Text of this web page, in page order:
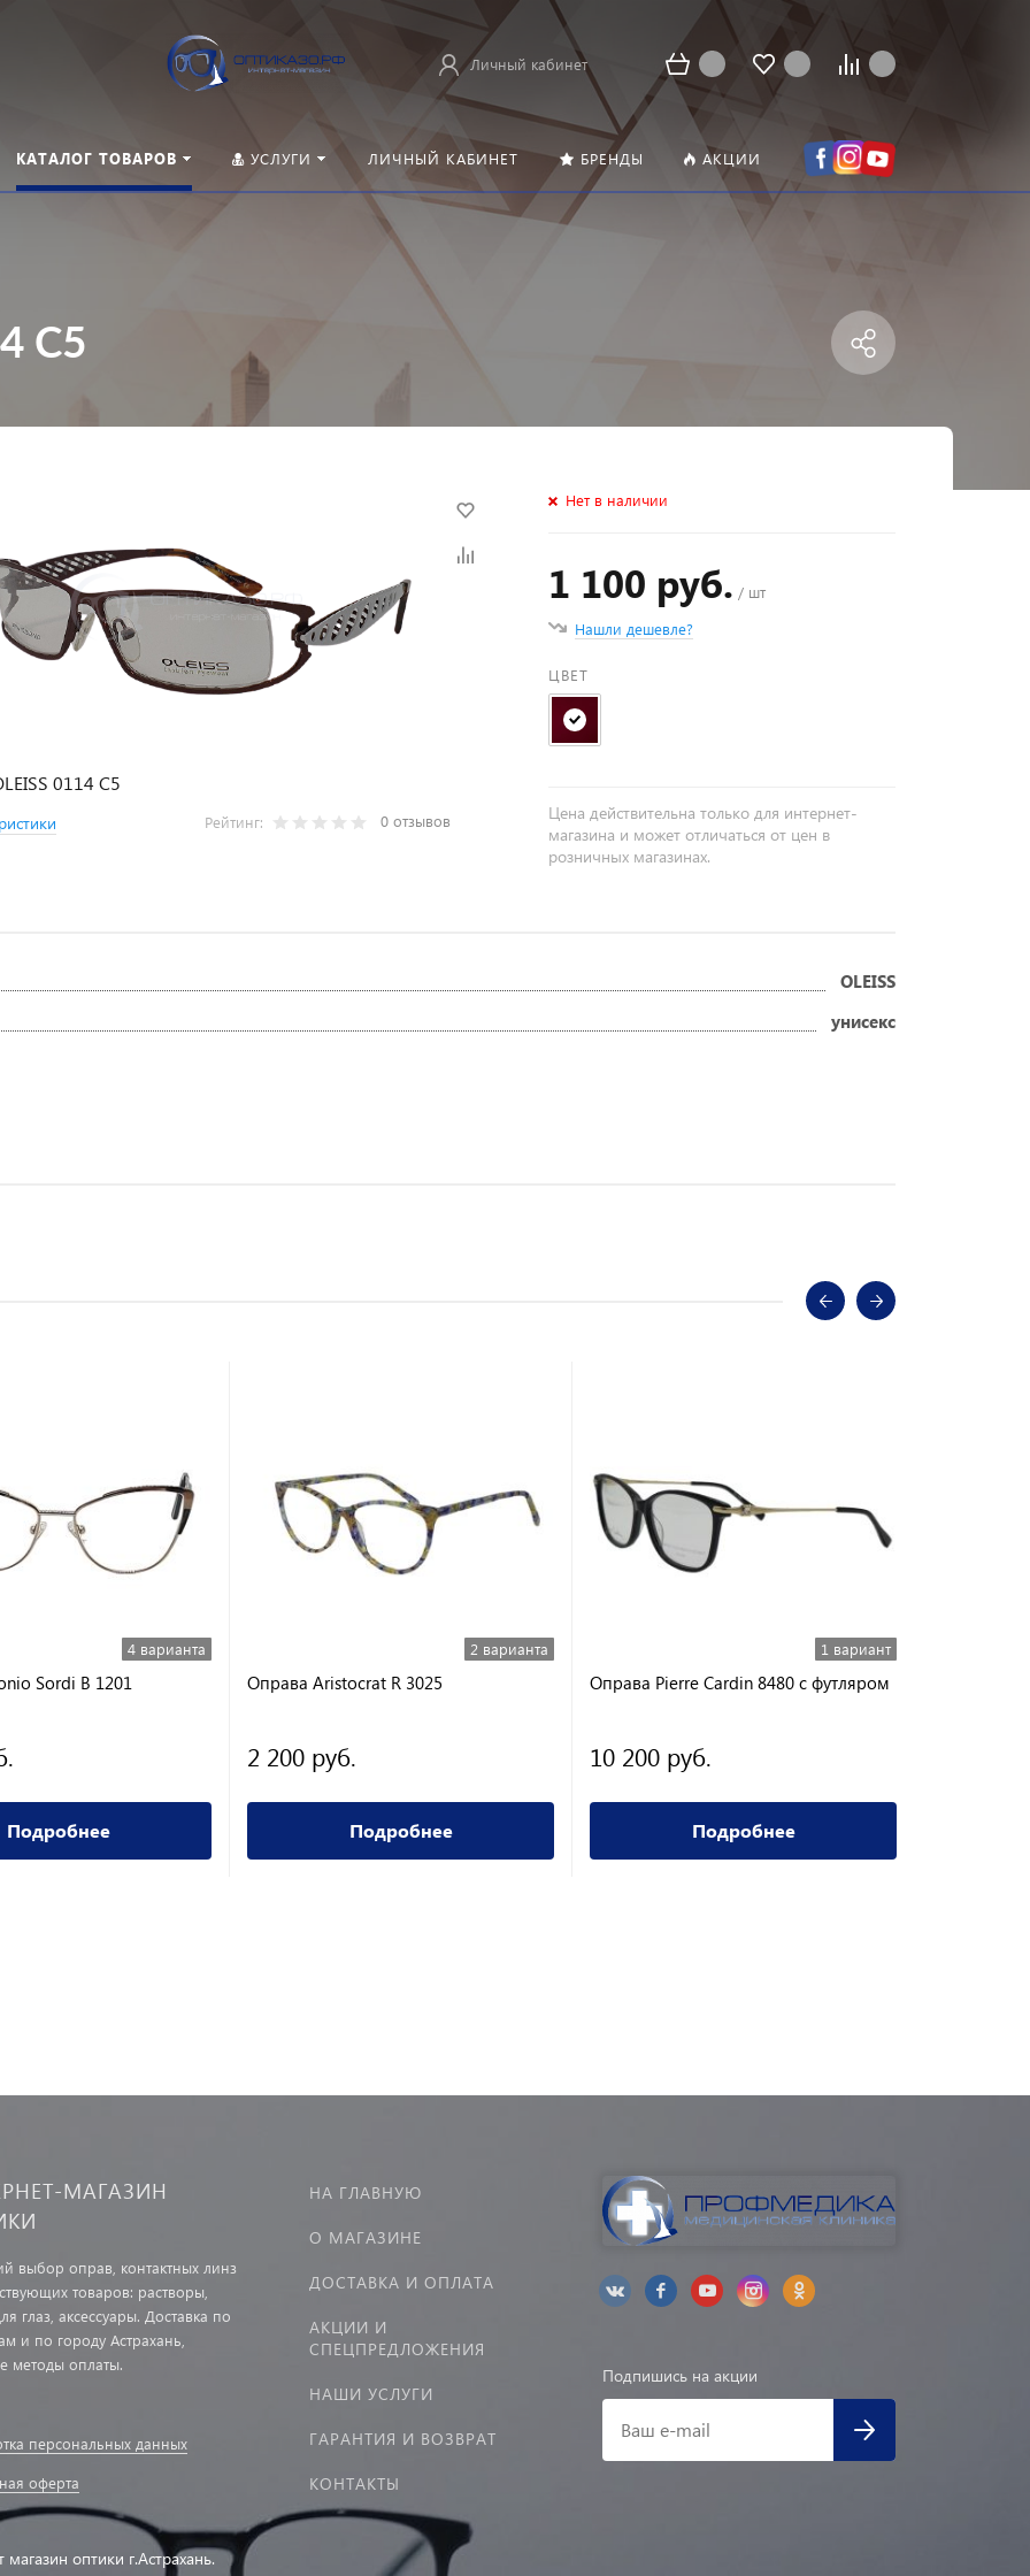
Личный кабинет
КАТАЛОГ ТОВАРОВ УСЛУГИ ЛИЧНЫЙ КАБИНЕТ БРЕНДЫ АКЦИИ
C5
0114 C5
Рейтинг: 0 отзывов
Нет в наличии
1 100 руб. / шт
Нашли дешевле?
ЦВЕТ
Цена действительна только для интернет-
магазина и может отличаться от цен в
розничных магазинах.
OLEISS
унисекс
4 варианта
Sordi B 1201
Подробнее
2 варианта
Оправа Aristocrat R 3025
2 200 руб.
Подробнее
1 вариант
Оправа Pierre Cardin 8480 с футляром
10 200 руб.
Подробнее
МАГАЗИН
выбор оправ, контактных линз
товаров: растворы,
глаз, аксессуары. Доставка по
и по городу Астрахань,
методы оплаты.
персональных данных
оферта
магазин оптики г.Астрахань.
НА ГЛАВНУЮ
О МАГАЗИНЕ
ДОСТАВКА И ОПЛАТА
АКЦИИ И
СПЕЦПРЕДЛОЖЕНИЯ
НАШИ УСЛУГИ
ГАРАНТИЯ И ВОЗВРАТ
КОНТАКТЫ
Подпишись на акции
Ваш e-mail